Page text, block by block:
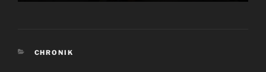
KATEGORIEN
CHRONIK